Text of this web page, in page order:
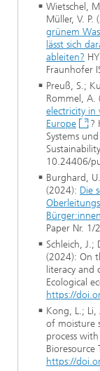
Wietschel,
Müller, V. P.
grünem
lässt sich
ableiten?
Fraunhofer
Preuß, S.;
Rommel, A.
electricity in
Europe
?
Systems
10.24406/
Burghard,
(2024): Die
Paper Nr. 1/
Schleich, J.;
(2024): On
literacy
Ecological
https://
Kong, L.; Li,
of moisture
process
Bioresource
https://